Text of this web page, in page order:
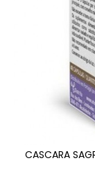
CASCARA